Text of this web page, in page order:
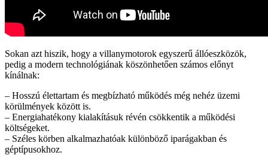
Sokan azt hiszik, hogy a villanymotorok egyszerű állóeszközök,
pedig a modern technológiának köszönhetően számos előnyt
kínálnak:
– Hosszú élettartam és megbízható működés még nehéz üzemi
körülmények között is.
– Energiahatékony kialakításuk révén csökkentik a működési
költségeket.
– Széles körben alkalmazhatóak különböző iparágakban és
géptípusokhoz.